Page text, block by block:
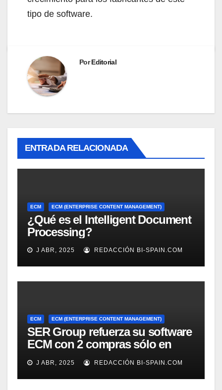
tipo de software.
PorEditorial
ENTRADA RELACIONADA
ECM ECM (ENTERPRISE CONTENT MANAGEMENT)
¿Qué es el Intelligent Document
Processing?
J ABR, 2025 REDACCIÓN BI-SPAIN.COM
ECM ECM (ENTERPRISE CONTENT MANAGEMENT)
SER Group refuerza su software
ECM con 2 compras sólo en
marzo
J ABR, 2025 REDACCIÓN BI-SPAIN.COM